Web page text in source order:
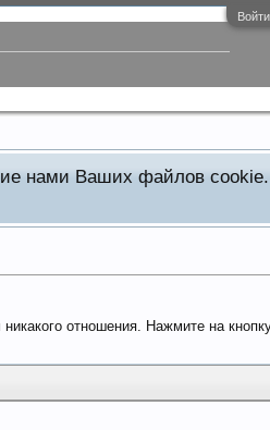
нами Ваших файлов
отношения. Нажмите на